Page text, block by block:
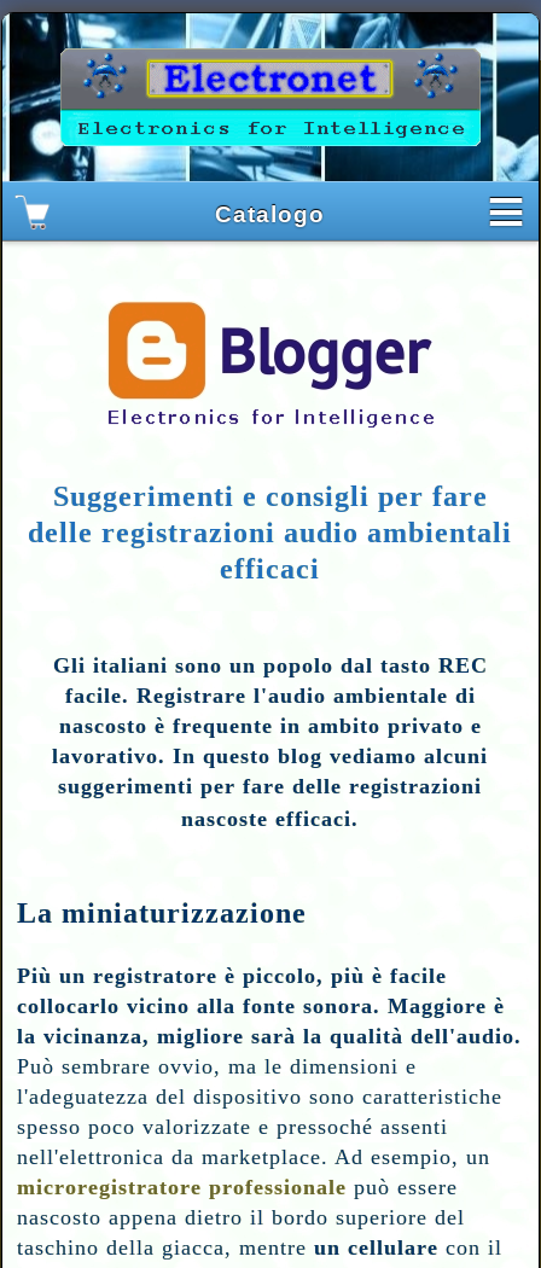
Suggerimenti e consigli per fare
delle registrazioni audio ambientali
efficaci
Gli italiani sono un popolo dal tasto REC
facile. Registrare l'audio ambientale di
nascosto è frequente in ambito privato e
lavorativo. In questo blog vediamo alcuni
suggerimenti per fare delle registrazioni
nascoste efficaci.
La miniaturizzazione
Più un registratore è piccolo, più è facile
collocarlo vicino alla fonte sonora. Maggiore è
la vicinanza, migliore sarà la qualità dell'audio.
Può sembrare ovvio, ma le dimensioni e
l'adeguatezza del dispositivo sono caratteristiche
spesso poco valorizzate e pressoché assenti
nell'elettronica da marketplace. Ad esempio, un
microregistratore professionale può essere
nascosto appena dietro il bordo superiore del
taschino della giacca, mentreun cellularecon il